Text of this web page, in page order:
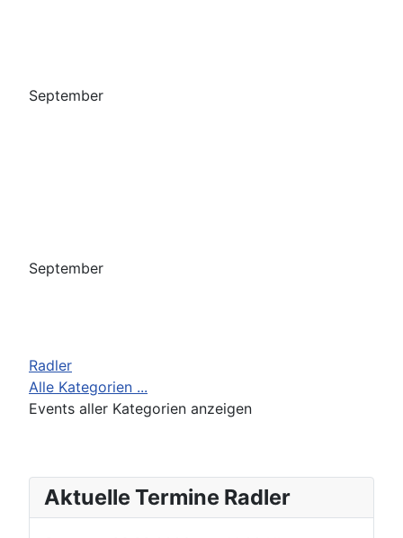
September
September
Radler
Alle Kategorien ...
Events aller Kategorien anzeigen
Aktuelle Termine Radler